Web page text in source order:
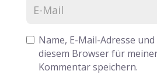
Name, E-Mail-Adresse
diesem Browser für
Kommentar speichern.